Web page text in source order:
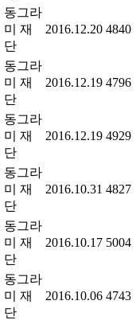
동그라
미 재
단
2016.12.20 4840
동그라
미 재
단
2016.12.19 4796
동그라
미 재
단
2016.12.19 4929
동그라
미 재
단
2016.10.31 4827
동그라
미 재
단
2016.10.17 5004
동그라
미 재
단
2016.10.06 4743